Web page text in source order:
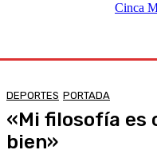
DEPORTES PORTADA
«Mi filosofía es
bien»